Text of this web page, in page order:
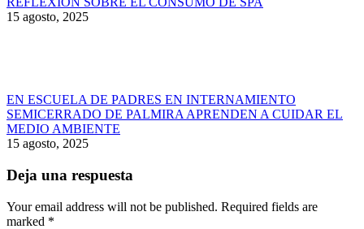
15 agosto, 2025
EN ESCUELA DE PADRES EN INTERNAMIENTO
SEMICERRADO DE PALMIRA APRENDEN A CUIDAR EL
MEDIO AMBIENTE
15 agosto, 2025
Deja una respuesta
Your email address will not be published. Required fields are
marked *